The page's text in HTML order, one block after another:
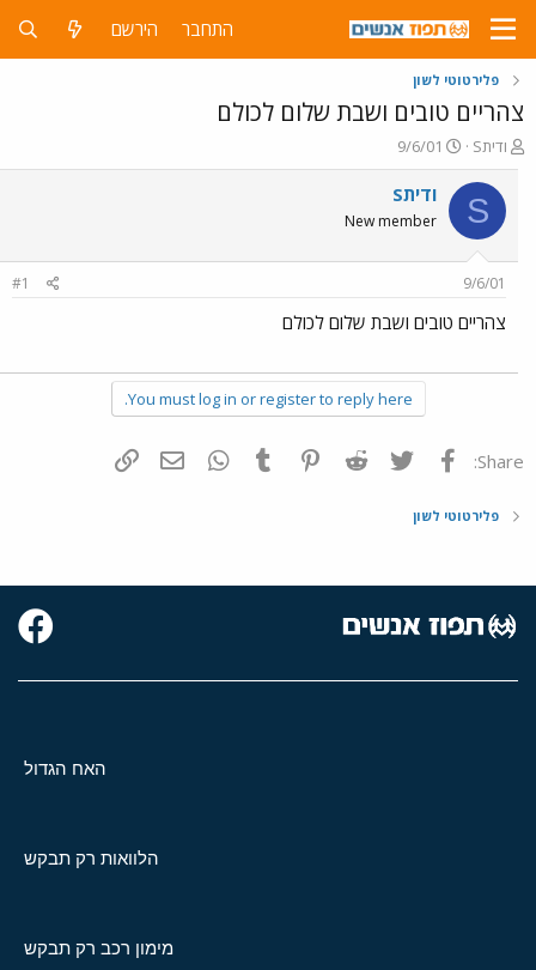
התחבר הירשם
פלירטוטי לשון
צהריים טובים ושבת שלום לכולם
פ
ו
ת
ח
ה
ש
א
Sודית
פ
ו
ר
ר
9/6/01
S Sודית
New member
9/6/01
#1
צהריים טובים ושבת שלום לכולם
You must log in or register to reply here.
Share: פייסבוק Twitter
Reddit
Pinterest
Tumblr
WhatsAppדואר אלקטרוני
פלירטוטי לשון
האח הגדול
הלוואות רק תבקש
מימון רכב רק תבקש